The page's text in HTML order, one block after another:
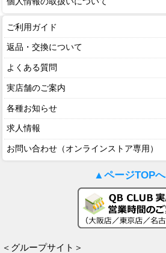
ご利用ガイド
返品・交換について
よくある質問
実店舗のご案内
各種お知らせ
求人情報
お問い合わせ（オンラインストア専用）
▲ページTOP
＜グループサイト＞